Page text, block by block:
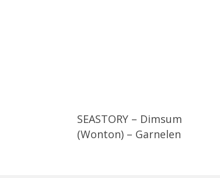
SEASTORY – Dimsum
(Wonton) – Garnelen